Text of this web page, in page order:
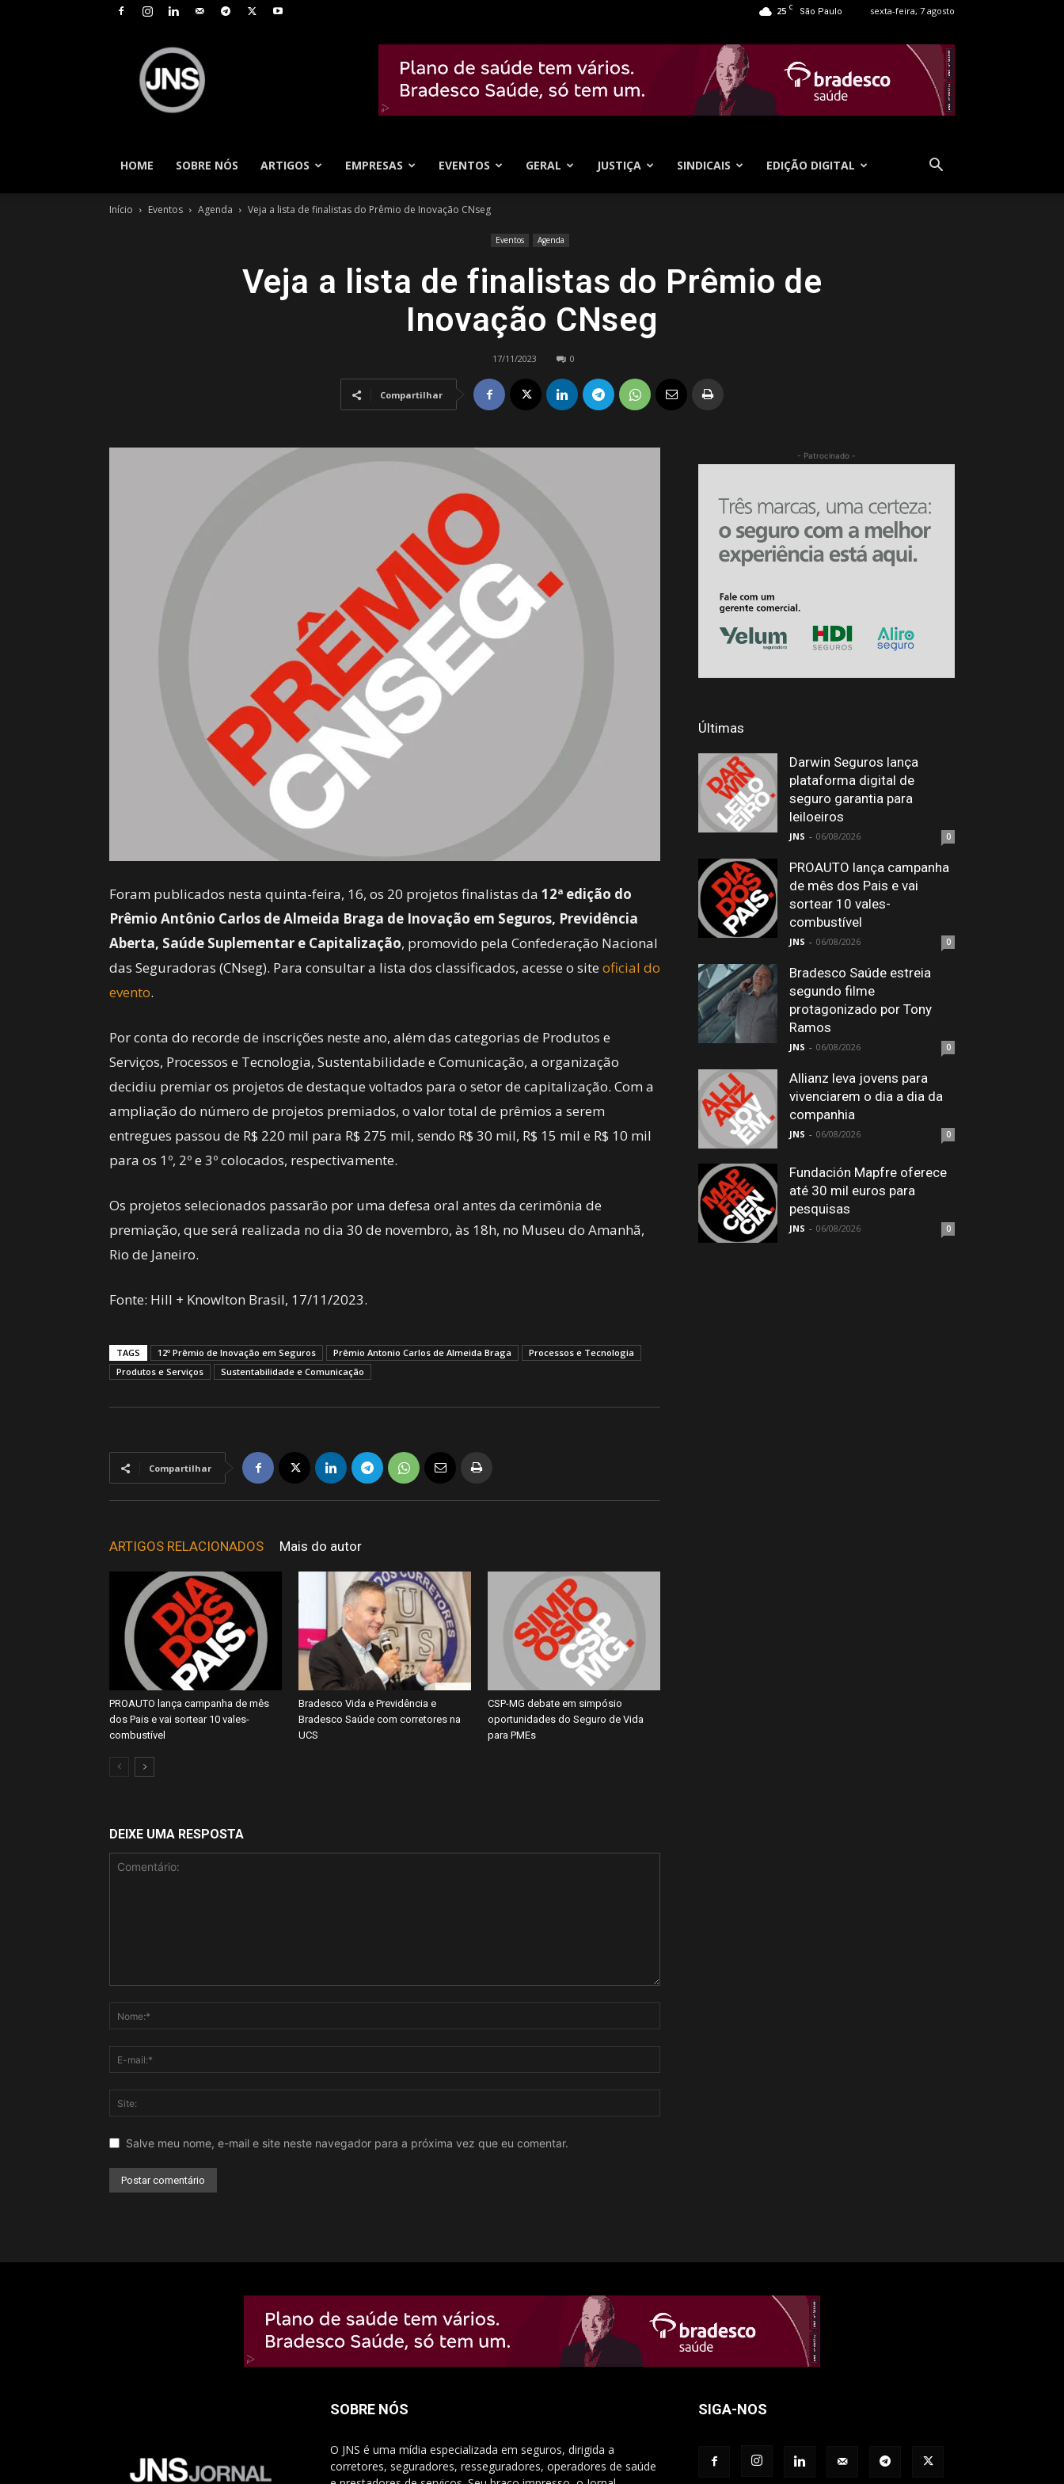
25 C São Paulo sexta-feira, 7 agosto
HOME
SOBRE NÓS ARTIGOS EMPRESAS EVENTOS GERAL JUSTIÇA SINDICAIS EDIÇÃO DIGITAL
Início Eventos Agenda Veja a lista de finalistas do Prêmio de Inovação CNseg
Eventos Agenda
Veja a lista de finalistas do Prêmio de
Inovação CNseg
17/11/2023 0
Compartilhar
Foram publicados nesta quinta-feira, 16, os 20 projetos finalistas da 12ª edição do
Prêmio Antônio Carlos de Almeida Braga de Inovação em Seguros, Previdência
Aberta, Saúde Suplementar e Capitalização, promovido pela Confederação Nacional
das Seguradoras (CNseg). Para consultar a lista dos classificados, acesse o site oficial do
evento.
Por conta do recorde de inscrições neste ano, além das categorias de Produtos e
Serviços, Processos e Tecnologia, Sustentabilidade e Comunicação, a organização
decidiu premiar os projetos de destaque voltados para o setor de capitalização. Com a
ampliação do número de projetos premiados, o valor total de prêmios a serem
entregues passou de R$ 220 mil para R$ 275 mil, sendo R$ 30 mil, R$ 15 mil e R$ 10 mil
para os 1º, 2º e 3º colocados, respectivamente.
Os projetos selecionados passarão por uma defesa oral antes da cerimônia de
premiação, que será realizada no dia 30 de novembro, às 18h, no Museu do Amanhã,
Rio de Janeiro.
Fonte: Hill + Knowlton Brasil, 17/11/2023.
TAGS 12º Prêmio de Inovação em Seguros Prêmio Antonio Carlos de Almeida Braga
Processos e Tecnologia
Produtos e Serviços
Sustentabilidade e Comunicação
Compartilhar
ARTIGOS RELACIONADOS Mais do autor
PROAUTO lança campanha de mês
dos Pais e vai sortear 10 vales-
combustível
Bradesco Vida e Previdência e
Bradesco Saúde com corretores na
UCS
CSP-MG debate em simpósio
oportunidades do Seguro de Vida
para PMEs
DEIXE UMA RESPOSTA
Salve meu nome, e-mail e site neste navegador para a próxima vez que eu comentar.
- Patrocinado -
Últimas
Darwin Seguros lança
plataforma digital de
seguro garantia para
leiloeiros
JNS - 06/08/2026 0
PROAUTO lança campanha
de mês dos Pais e vai
sortear 10 vales-
combustível
JNS - 06/08/2026 0
Bradesco Saúde estreia
segundo filme
protagonizado por Tony
Ramos
JNS - 06/08/2026 0
Allianz leva jovens para
vivenciarem o dia a dia da
companhia
JNS - 06/08/2026 0
Fundación Mapfre oferece
até 30 mil euros para
pesquisas
JNS - 06/08/2026 0
SOBRE NÓS
O JNS é uma mídia especializada em seguros, dirigida a
corretores, seguradores, resseguradores, operadores de saúde
SIGA-NOS